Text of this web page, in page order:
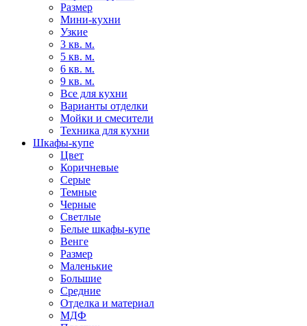
Размер
Мини-кухни
Узкие
3 кв. м.
5 кв. м.
6 кв. м.
9 кв. м.
Все для кухни
Варианты отделки
Мойки и смесители
Техника для кухни
Шкафы-купе
Цвет
Коричневые
Серые
Темные
Черные
Светлые
Белые шкафы-купе
Венге
Размер
Маленькие
Большие
Средние
Отделка и материал
МДФ